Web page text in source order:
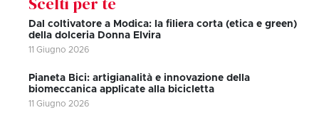
Dal coltivatore a Modica: la filiera corta (etica e green)
della dolceria Donna Elvira
11 Giugno 2026
Pianeta Bici: artigianalità e innovazione della
biomeccanica applicate alla bicicletta
11 Giugno 2026